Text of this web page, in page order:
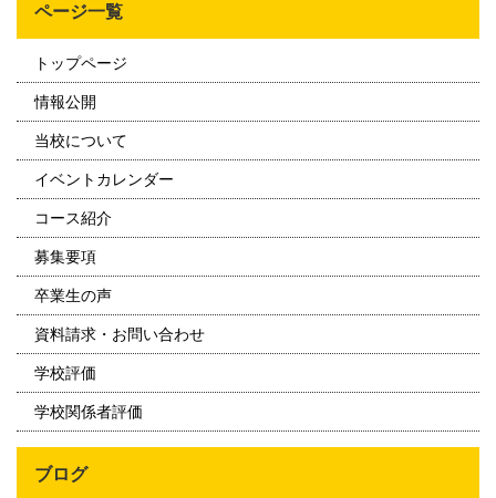
ページ一覧
トップページ
情報公開
当校について
イベントカレンダー
コース紹介
募集要項
卒業生の声
資料請求・お問い合わせ
学校評価
学校関係者評価
ブログ